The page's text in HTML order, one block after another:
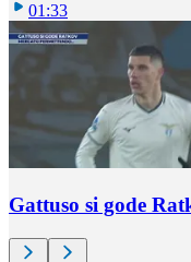
01:33
Gattuso si gode